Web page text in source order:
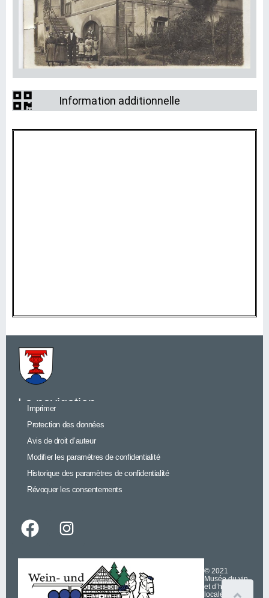
Information additionnelle
La navigation
Imprimer
Protection des données
Avis de droit d’auteur
Modifier les paramètres de confidentialité
Historique des paramètres de confidentialité
Révoquer les consentements
© 2021
Musée du vin
et d’histoire
locale à